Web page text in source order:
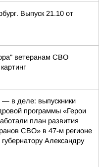
Выпуск 21.10 от
ветеранам СВО
в деле: выпускники
программы «Герои
план развития
СВО» в 47-м регионе
Александру